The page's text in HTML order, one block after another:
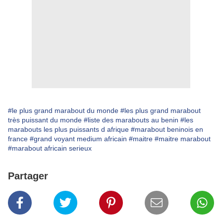
#le plus grand marabout du monde #les plus grand marabout
très puissant du monde #liste des marabouts au benin #les
marabouts les plus puissants d afrique #marabout beninois en
france #grand voyant medium africain #maitre #maitre marabout
#marabout africain serieux
Partager